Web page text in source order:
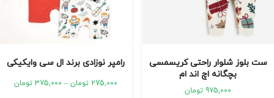
ست بلوز شلوار راحتی کریسمسی
بچگانه اچ اند ام
975,000 تومان
رامپر نوزادی برند ال سی وایکیکی
275,000 تومان –
375,000 تومان